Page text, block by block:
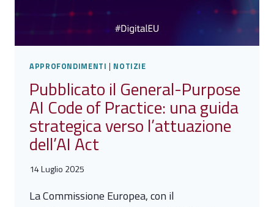
APPROFONDIMENTI | NOTIZIE
Pubblicato il General-Purpose
AI Code of Practice: una guida
strategica verso l’attuazione
dell’AI Act
14 Luglio 2025
La Commissione Europea, con il